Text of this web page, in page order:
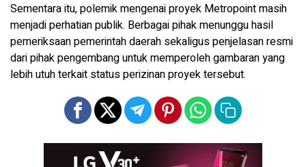
Sementara itu, polemik mengenai proyek Metropoint masih
menjadi perhatian publik. Berbagai pihak menunggu hasil
pemeriksaan pemerintah daerah sekaligus penjelasan resmi
dari pihak pengembang untuk memperoleh gambaran yang
lebih utuh terkait status perizinan proyek tersebut.